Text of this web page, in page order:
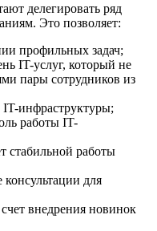
делегировать ряд
Это позволяет:
профильных задач;
IT-услуг, который не
пары сотрудников из
инфраструктуры;
работы IT-
стабильной работы
для
внедрения новинок